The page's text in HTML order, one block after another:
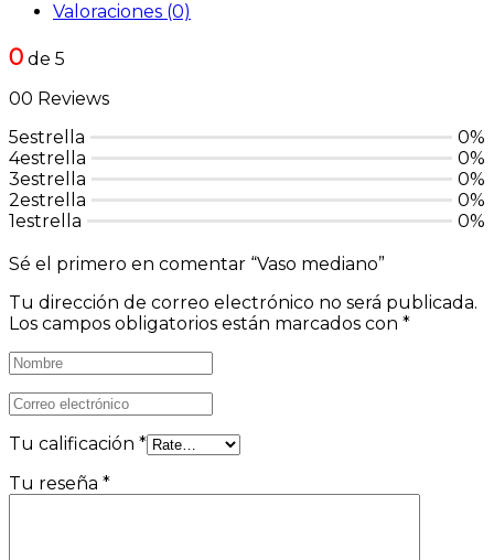
Valoraciones (0)
0 de 5
00 Reviews
5estrella
0%
4estrella
0%
3estrella
0%
2estrella
0%
1estrella
0%
Sé el primero en comentar “Vaso mediano”
Tu dirección de correo electrónico no será publicada.
Los campos obligatorios están marcados con *
Tu calificación *
Tu reseña *